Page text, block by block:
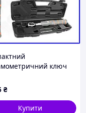
ключ
для
затягування
+ Подарунок
₴
Купити